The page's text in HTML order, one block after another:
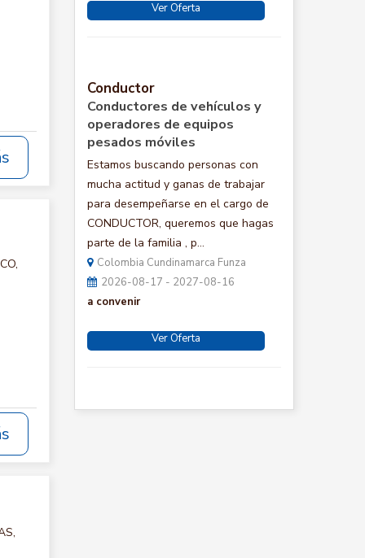
Ver Oferta
Conductor
Conductores de vehículos y
operadores de equipos
pesados móviles
Estamos buscando personas con
mucha actitud y ganas de trabajar
para desempeñarse en el cargo de
CONDUCTOR, queremos que hagas
parte de la familia , p...
Colombia Cundinamarca Funza
2026-08-17 - 2027-08-16
a convenir
Ver Oferta